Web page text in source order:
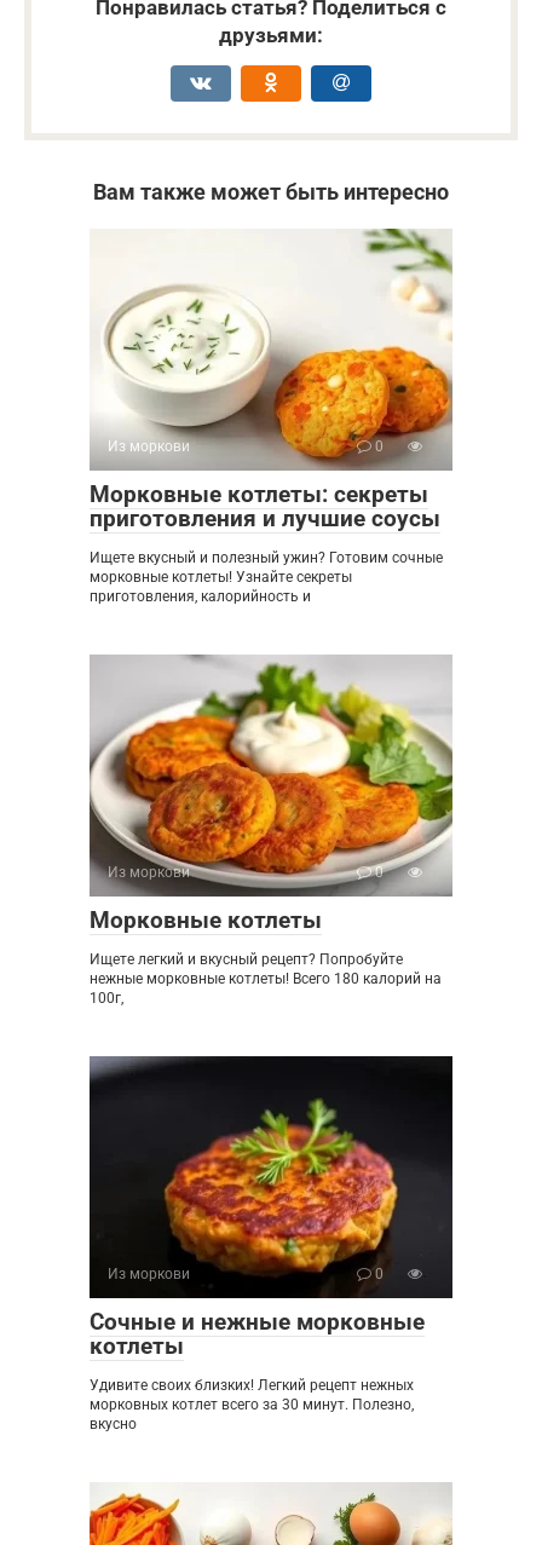
Понравилась статья? Поделиться с
друзьями:
Вам также может быть интересно
Из моркови 0
Морковные котлеты: секреты
приготовления и лучшие соусы
Ищете вкусный и полезный ужин? Готовим сочные
морковные котлеты! Узнайте секреты
приготовления, калорийность и
Из моркови 0
Морковные котлеты
Ищете легкий и вкусный рецепт? Попробуйте
нежные морковные котлеты! Всего 180 калорий на
100г,
Из моркови 0
Сочные и нежные морковные
котлеты
Удивите своих близких! Легкий рецепт нежных
морковных котлет всего за 30 минут. Полезно,
вкусно